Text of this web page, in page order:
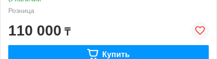
Розница
110 000 ₸
Купить